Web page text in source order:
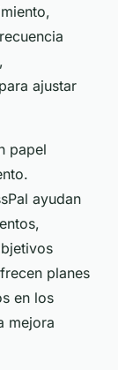
ajustar
papel
ayudan
planes
en los
mejora